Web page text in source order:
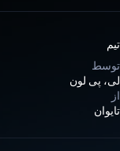
تیم
توسط
لی، پی لون
از
تایوان